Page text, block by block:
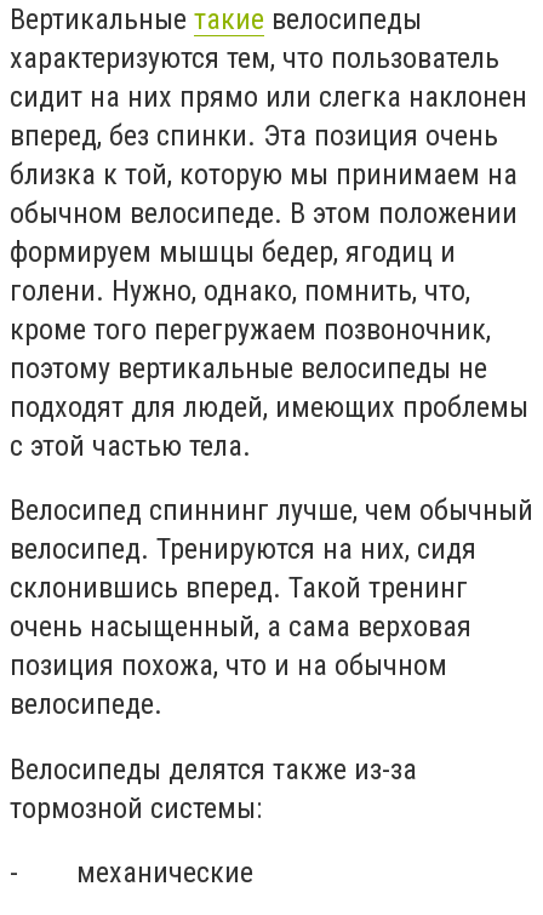
Вертикальные такие велосипеды
характеризуются тем, что пользователь
сидит на них прямо или слегка наклонен
вперед, без спинки. Эта позиция очень
близка к той, которую мы принимаем на
обычном велосипеде. В этом положении
формируем мышцы бедер, ягодиц и
голени. Нужно, однако, помнить, что,
кроме того перегружаем позвоночник,
поэтому вертикальные велосипеды не
подходят для людей, имеющих проблемы
с этой частью тела.
Велосипед спиннинг лучше, чем обычный
велосипед. Тренируются на них, сидя
склонившись вперед. Такой тренинг
очень насыщенный, а сама верховая
позиция похожа, что и на обычном
велосипеде.
Велосипеды делятся также из-за
тормозной системы:
- механические